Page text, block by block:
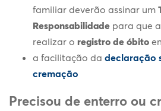
familiar deverão assinar um
Responsabilidade para que
realizar o registro de óbito
a facilitação da declaração
cremação
Precisou de enterro ou